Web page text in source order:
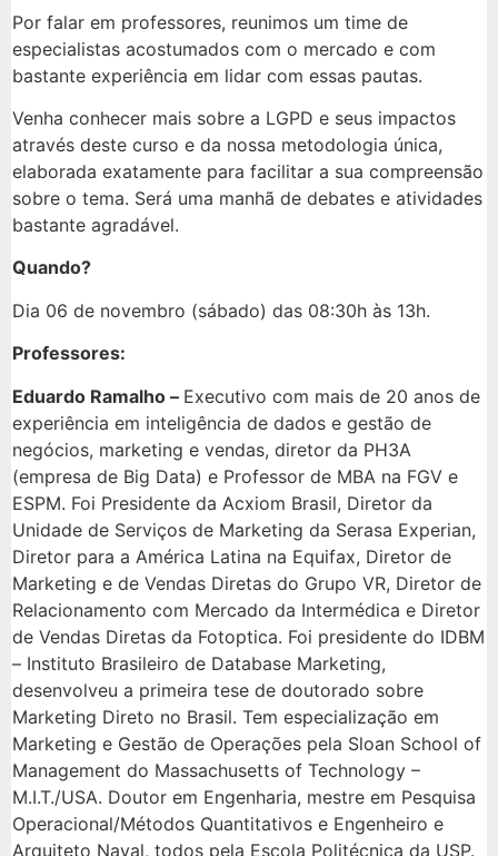
Por falar em professores, reunimos um time de
especialistas acostumados com o mercado e com
bastante experiência em lidar com essas pautas.
Venha conhecer mais sobre a LGPD e seus impactos
através deste curso e da nossa metodologia única,
elaborada exatamente para facilitar a sua compreensão
sobre o tema. Será uma manhã de debates e atividades
bastante agradável.
Quando?
Dia 06 de novembro (sábado) das 08:30h às 13h.
Professores:
Eduardo Ramalho – Executivo com mais de 20 anos de
experiência em inteligência de dados e gestão de
negócios, marketing e vendas, diretor da PH3A
(empresa de Big Data) e Professor de MBA na FGV e
ESPM. Foi Presidente da Acxiom Brasil, Diretor da
Unidade de Serviços de Marketing da Serasa Experian,
Diretor para a América Latina na Equifax, Diretor de
Marketing e de Vendas Diretas do Grupo VR, Diretor de
Relacionamento com Mercado da Intermédica e Diretor
de Vendas Diretas da Fotoptica. Foi presidente do IDBM
– Instituto Brasileiro de Database Marketing,
desenvolveu a primeira tese de doutorado sobre
Marketing Direto no Brasil. Tem especialização em
Marketing e Gestão de Operações pela Sloan School of
Management do Massachusetts of Technology –
M.I.T./USA. Doutor em Engenharia, mestre em Pesquisa
Operacional/Métodos Quantitativos e Engenheiro e
Arquiteto Naval, todos pela Escola Politécnica da USP.